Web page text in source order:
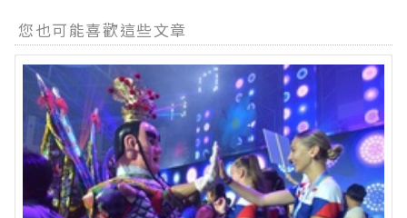
您也可能喜歡這些文章